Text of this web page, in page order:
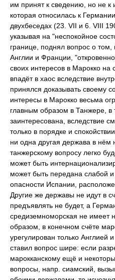
им принят к сведению, но не к
которая относилась к
двухбеседах (23. VII и 6. VIII
указывая на "неспокойное
границе, поднял вопрос о
Англии и Франции,
своих интересов в Марокко на
впадёт в хаос вследствие
принялся доказывать своему
интересы в Марокко весьма
главным образом в Танжере,
заинтересована, вследствие
только в порядке и
ни одна другая держава в нём
танжерскому вопросу легко
может быть
может быть передана слабой
опасности Испании,
Другие же державы не идут в
предъявлять не будет, а
средиземноморская не имеет
образом, в конечном счёте
урегулирован только Англией
ставил вопрос шире: если
марокканскому ещё и
вопросы, напр. сиамский,